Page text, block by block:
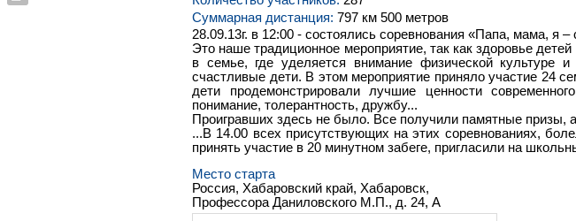
Суммарная дистанция: 797 км 500 метров
28.09.13г. в 12:00 - состоялись соревнования «Папа, мама, я –
Это наше традиционное мероприятие, так как здоровье
в семье, где уделяется внимание физической культуре
счастливые дети. В этом мероприятие приняло участие 24
дети продемонстрировали лучшие ценности
понимание, толерантность, дружбу...
Проигравших здесь не было. Все получили памятные призы,
...В 14.00 всех присутствующих на этих соревнованиях,
принять участие в 20 минутном забеге, пригласили на
Место старта
Россия, Хабаровский край, Хабаровск,
Профессора Даниловского М.П., д. 24, А